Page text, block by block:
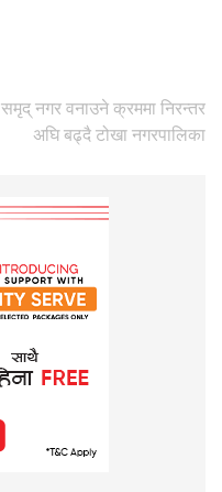
समृद् नगर वनाउने क्रममा निरन्तर
अघि बढ्दै टोखा नगरपालिका